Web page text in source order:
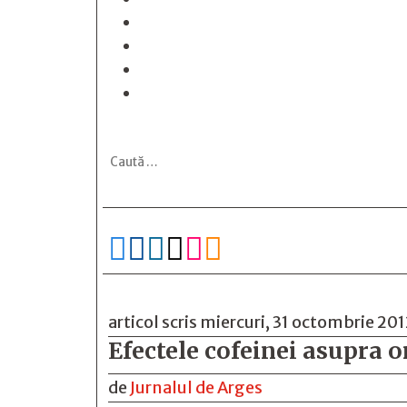

articol scris miercuri, 31 octombrie
Efectele cofeinei asupra
de Jurnalul de Arges